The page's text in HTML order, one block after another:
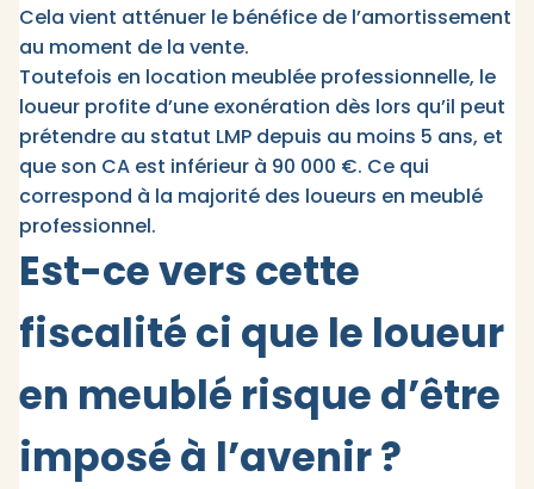
Cela vient atténuer le bénéfice de l’amortissement
au moment de la vente.
Toutefois en location meublée professionnelle, le
loueur profite d’une exonération dès lors qu’il peut
prétendre au statut LMP depuis au moins 5 ans, et
que son CA est inférieur à 90 000 €. Ce qui
correspond à la majorité des loueurs en meublé
professionnel.
Est-ce vers cette
fiscalité ci que le loueur
en meublé risque d’être
imposé à l’avenir ?